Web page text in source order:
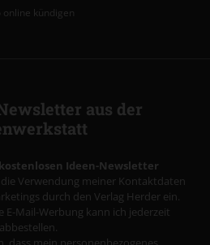
online kündigen
aus der
Ideen-Newsletter
Verwendung meiner Kontaktdaten
durch den Verlag Herder ein.
E-Mail-Werbung kann ich jederzeit
abbestellen.